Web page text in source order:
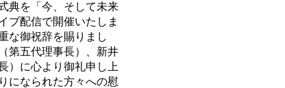
典を「今、そして未来
ブ配信で開催いたしま
な御祝辞を賜りまし
第五代理事長）、新井
）に心より御礼申し上
になられた方々への慰